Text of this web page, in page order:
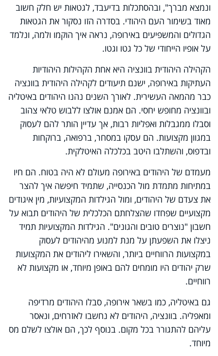
ונמצא מברך", ובהסתכלות בדיעבד, לגטאות יש חלק חשוב
מאוד בשימור העם היהודי. בסדרה הזו נסקור את הגטאות
הגדולים והמשפיעים באירופה, נראה איך הוקמו ולמה, ונלמד
על אופיו הייחודי של כל גטו וגטו.
הקהילה היהודית בוונציה היא אחת הקהילות היהודיות
העתיקות באירופה, ישנם תיעודים לקהילה היהודית בוונציה
כבר מהמאה העשירית. לאורך השנים נהנו היהודים באיטליה
ובוונציה מחופש יחסי. הם אמנם אולצו ללבוש טלאי צהוב
וסבלו ממגבלות ואפליות רבות, אך עדיין הותר להם לעסוק
במגוון מקצועות. הם עסקו במסחר, ברפואה, ברוקחות
ובדפוס, והשתלבו היטב בכלכלה האיטלקית.
מעמדם של היהודים באירופה מעולם לא היה בטוח. הם חיו
במתיחות מתמדת מול הכנסייה, שתמיד חיפשה איך להצר
את צעדם של היהודים, ומול הגילדות המקצועיות, מין איגודים
מקצועיים שפחדו שהצלחתם הכלכלית של היהודים תבוא על
חשבון "נוצרים טובים והגונים". הגילדות המקצועיות תמיד
ניצלו את השפעתן על מנת למנוע מהיהודים לעסוק
במקצועות הרווחיים ביותר, והשאירו ליהודים את המקצועות
שרק יהודים היו מומחים להם באופן מיוחד, או מקצועות לא
רווחיים.
גם באיטליה, כמו בשאר אירופה, סבלו היהודים מרדיפה
ומאפליה. בוונציה, היהודים לא נחשבו לאזרחים, ונאסר
עליהם להתגורר בכל מקום. בנוסף לכך, הם אולצו לשלם מס
מיוחד.